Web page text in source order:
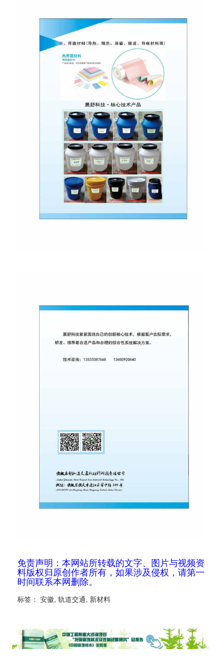
免责声明：本网站所转载的文字、图片与视频资
料版权归原创作者所有，如果涉及侵权，请第一
时间联系本网删除。
标签： 安徽, 轨道交通, 新材料